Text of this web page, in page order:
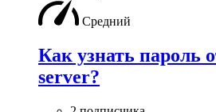
Средний
Как узнать пароль
server?